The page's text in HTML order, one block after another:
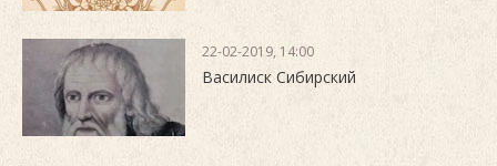
22-02-2019, 14:00
Василиск Сибирский